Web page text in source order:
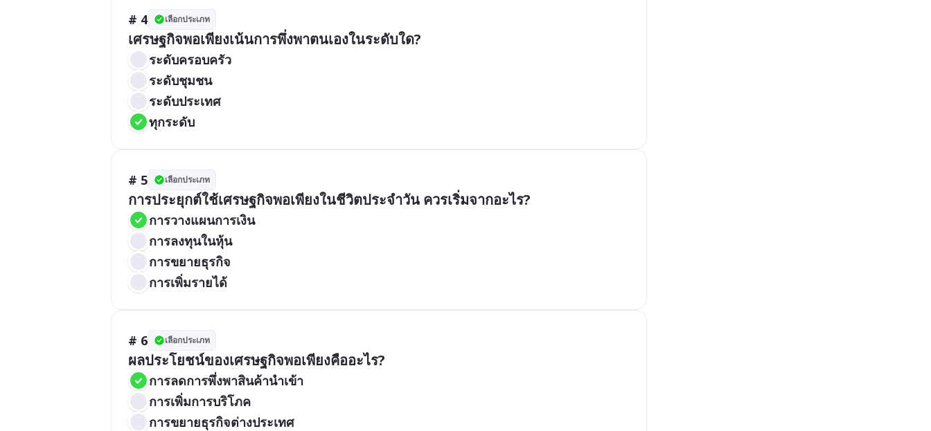
# 4 เลือกประเภท
เศรษฐกิจพอเพียงเน้นการพึ่งพาตนเองในระดับใด?
ระดับครอบครัว
ระดับชุมชน
ระดับประเทศ
ทุกระดับ
# 5 เลือกประเภท
การประยุกต์ใช้เศรษฐกิจพอเพียงในชีวิตประจำวัน ควรเริ่มจากอะไร?
การวางแผนการเงิน
การลงทุนในหุ้น
การขยายธุรกิจ
การเพิ่มรายได้
# 6 เลือกประเภท
ผลประโยชน์ของเศรษฐกิจพอเพียงคืออะไร?
การลดการพึ่งพาสินค้านำเข้า
การเพิ่มการบริโภค
การขยายธุรกิจต่างประเทศ